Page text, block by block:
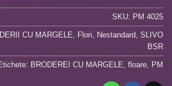
SKU: PM 4025
CU MARGELE, Flori, Nestandard, SLIVO
BSR
BRODEREI CU MARGELE, floare, PM